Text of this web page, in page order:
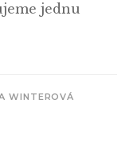
jednu
WINTEROVÁ